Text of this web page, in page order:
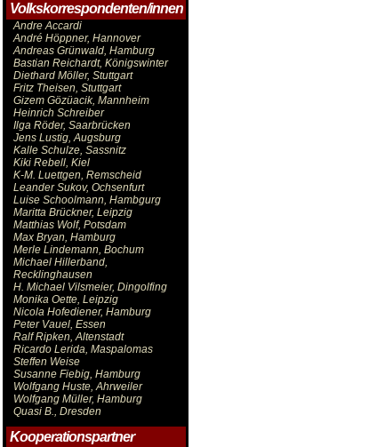
Volkskorrespondenten/innen
Andre Accardi
André Höppner, Hannover
Andreas Grünwald, Hamburg
Bastian Reichardt, Königswinter
Diethard Möller, Stuttgart
Fritz Theisen, Stuttgart
Gizem Gözüacik, Mannheim
Heinrich Schreiber
Ilga Röder, Saarbrücken
Jens Lustig, Augsburg
Kalle Schulze, Sassnitz
Kiki Rebell, Kiel
K-M. Luettgen, Remscheid
Leander Sukov, Ochsenfurt
Luise Schoolmann, Hambgurg
Maritta Brückner, Leipzig
Matthias Wolf, Potsdam
Max Bryan, Hamburg
Merle Lindemann, Bochum
Michael Hillerband,
Recklinghausen
H. Michael Vilsmeier, Dingolfing
Monika Oette, Leipzig
Nicola Hofediener, Hamburg
Peter Vauel, Essen
Ralf Ripken, Altenstadt
Ricardo Lerida, Maspalomas
Steffen Weise
Susanne Fiebig, Hamburg
Wolfgang Huste, Ahrweiler
Wolfgang Müller, Hamburg
Quasi B., Dresden
Kooperationspartner